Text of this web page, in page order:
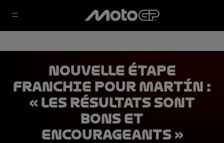
Nouvelle étape
franchie pour Martín :
« Les résultats sont
bons et
encourageants »